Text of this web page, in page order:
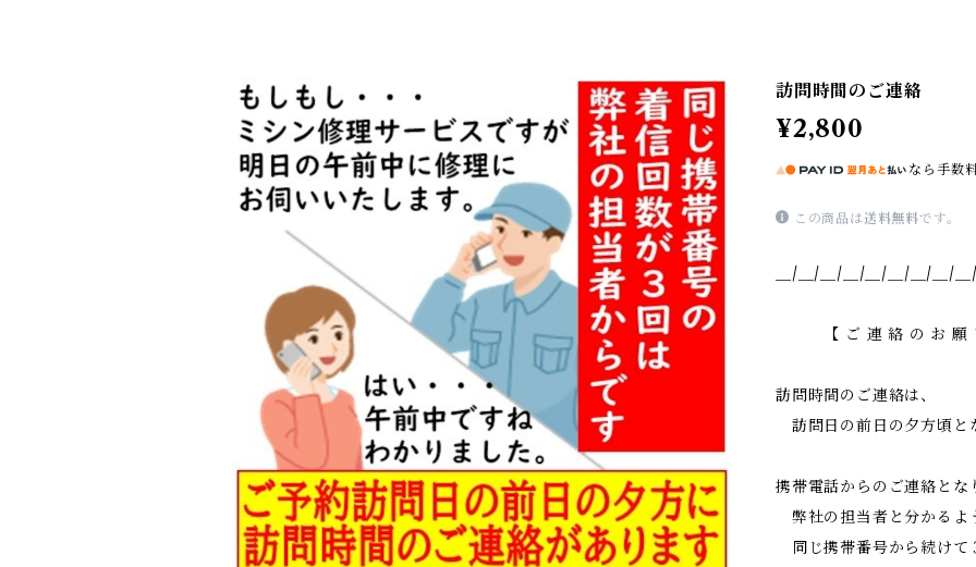
訪問時間のご連絡
¥2,800
なら 手数
この商品は送料無料です。
＿/＿/＿/＿/＿/＿/＿/＿/
【 ご 連 絡 の お 願
訪問時間のご連絡は、
訪問日の前日の夕方頃と
携帯電話からのご連絡とな
弊社の担当者と分かるよ
同じ携帯番号から続けて